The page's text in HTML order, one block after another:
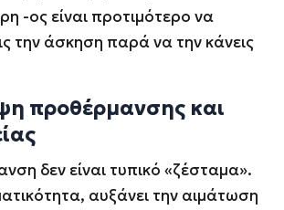
-ος είναι προτιμότερο να
την άσκηση παρά να την κάνεις
προθέρμανσης και
δεν είναι τυπικό «ζέσταμα».
αυξάνει την αιμάτωση